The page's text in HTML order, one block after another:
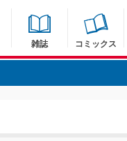
雑誌 コミックス